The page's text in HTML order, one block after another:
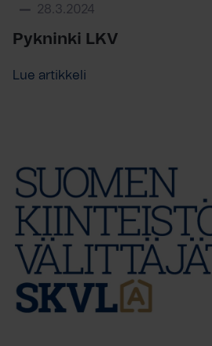
28.3.2024
Pykninki LKV
Lue artikkeli